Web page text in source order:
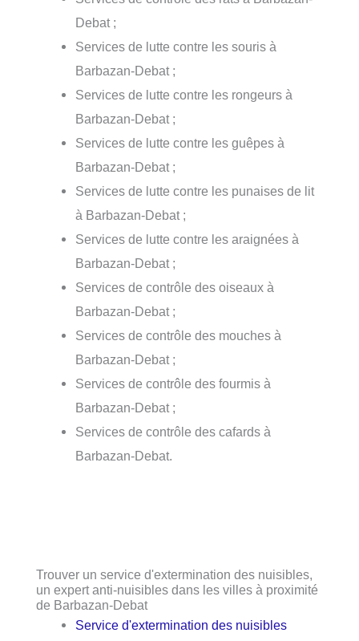
Debat ;
Services de lutte contre les souris à
Barbazan-Debat ;
Services de lutte contre les rongeurs à
Barbazan-Debat ;
Services de lutte contre les guêpes à
Barbazan-Debat ;
Services de lutte contre les punaises de lit
à Barbazan-Debat ;
Services de lutte contre les araignées à
Barbazan-Debat ;
Services de contrôle des oiseaux à
Barbazan-Debat ;
Services de contrôle des mouches à
Barbazan-Debat ;
Services de contrôle des fourmis à
Barbazan-Debat ;
Services de contrôle des cafards à
Barbazan-Debat.
Trouver un service d'extermination des nuisibles,
un expert anti-nuisibles dans les villes à proximité
de Barbazan-Debat
Service d'extermination des nuisibles